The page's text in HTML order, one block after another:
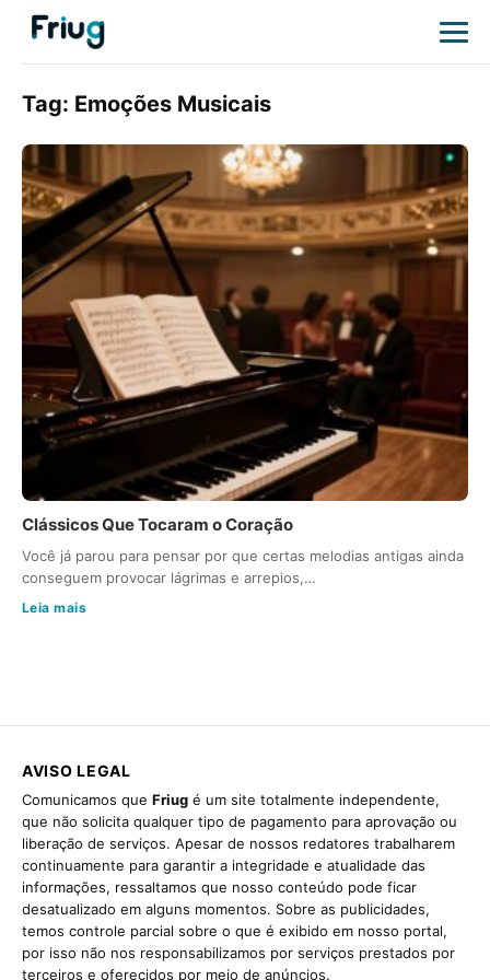
Tag: Emoções Musicais
Clássicos Que Tocaram o Coração
Você já parou para pensar por que certas melodias antigas ainda
conseguem provocar lágrimas e arrepios,…
Leia mais
AVISO LEGAL
Comunicamos que Friug é um site totalmente independente,
que não solicita qualquer tipo de pagamento para aprovação ou
liberação de serviços. Apesar de nossos redatores trabalharem
continuamente para garantir a integridade e atualidade das
informações, ressaltamos que nosso conteúdo pode ficar
desatualizado em alguns momentos. Sobre as publicidades,
temos controle parcial sobre o que é exibido em nosso portal,
por isso não nos responsabilizamos por serviços prestados por
terceiros e oferecidos por meio de anúncios.